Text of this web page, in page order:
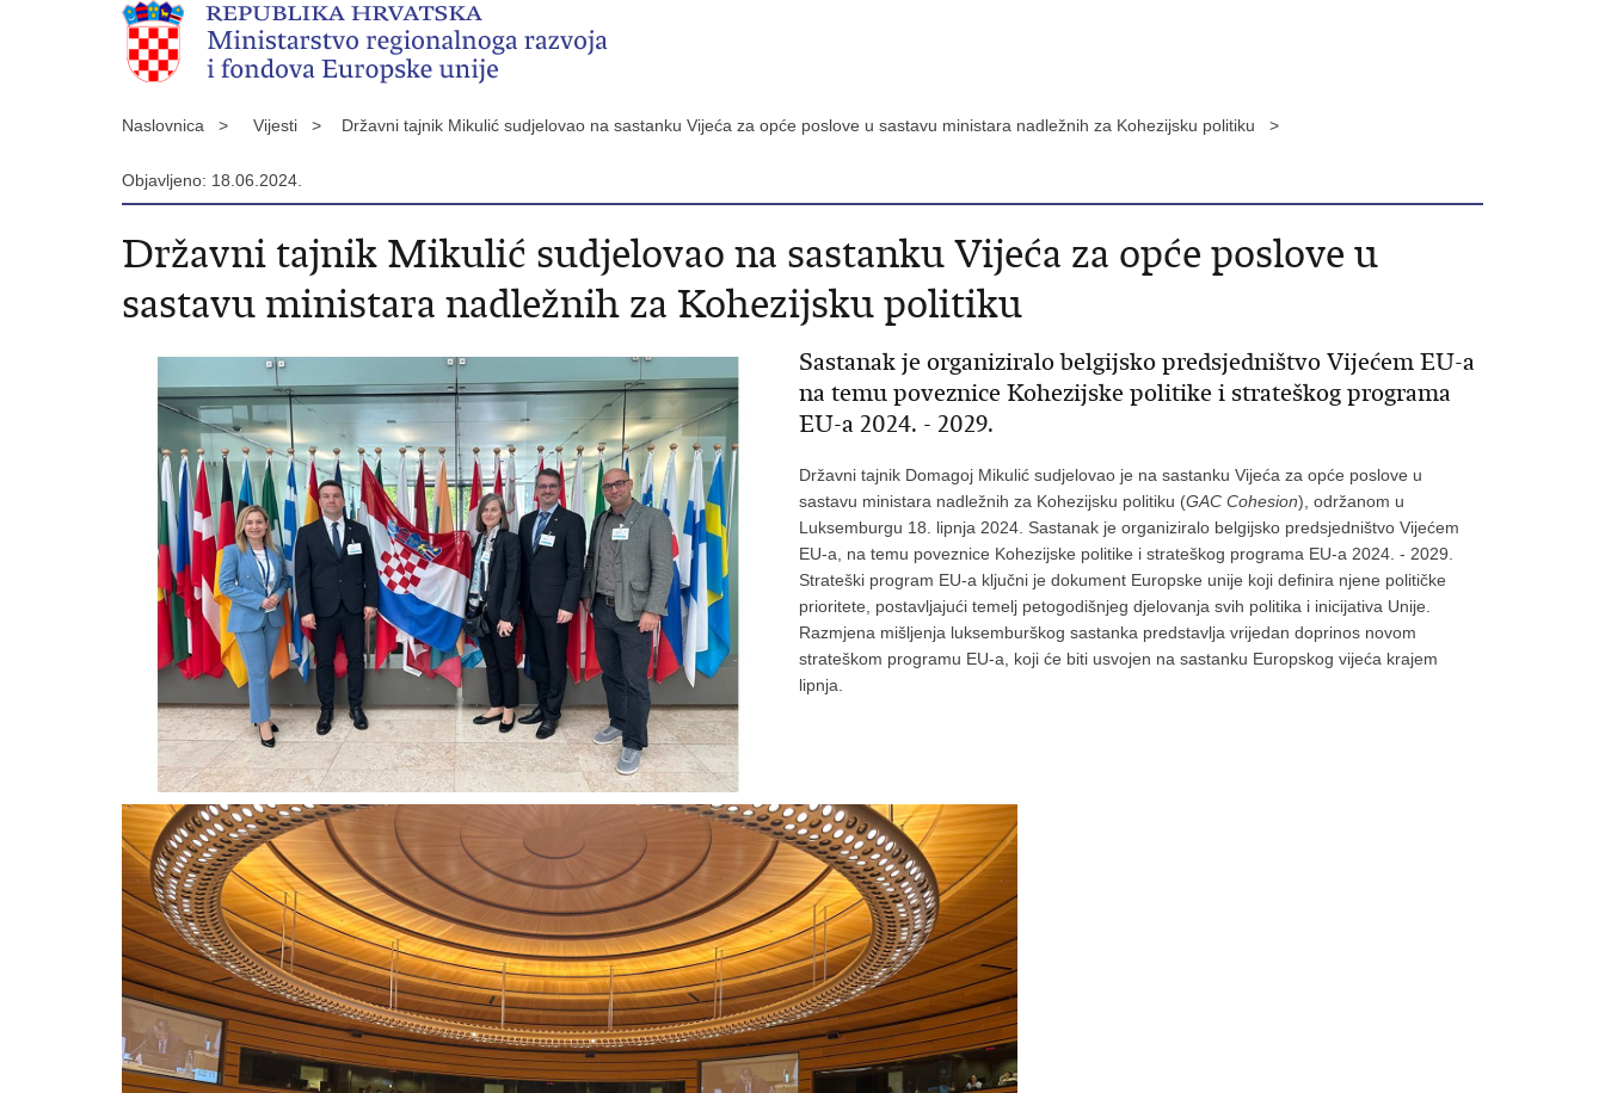
Naslovnica > Vijesti > Državni tajnik Mikulić sudjelovao na sastanku Vijeća za opće poslove u sastavu ministara nadležnih za Kohezijsku politiku >
Objavljeno: 18.06.2024.
Državni tajnik Mikulić sudjelovao na sastanku Vijeća za opće poslove u
sastavu ministara nadležnih za Kohezijsku politiku
Sastanak je organiziralo belgijsko predsjedništvo Vijećem EU-a
na temu poveznice Kohezijske politike i strateškog programa
EU-a 2024. - 2029.
Državni tajnik Domagoj Mikulić sudjelovao je na sastanku Vijeća za opće poslove u
sastavu ministara nadležnih za Kohezijsku politiku (GAC Cohesion), održanom u
Luksemburgu 18. lipnja 2024. Sastanak je organiziralo belgijsko predsjedništvo Vijećem
EU-a, na temu poveznice Kohezijske politike i strateškog programa EU-a 2024. - 2029.
Strateški program EU-a ključni je dokument Europske unije koji definira njene političke
prioritete, postavljajući temelj petogodišnjeg djelovanja svih politika i inicijativa Unije.
Razmjena mišljenja luksemburškog sastanka predstavlja vrijedan doprinos novom
strateškom programu EU-a, koji će biti usvojen na sastanku Europskog vijeća krajem
lipnja.